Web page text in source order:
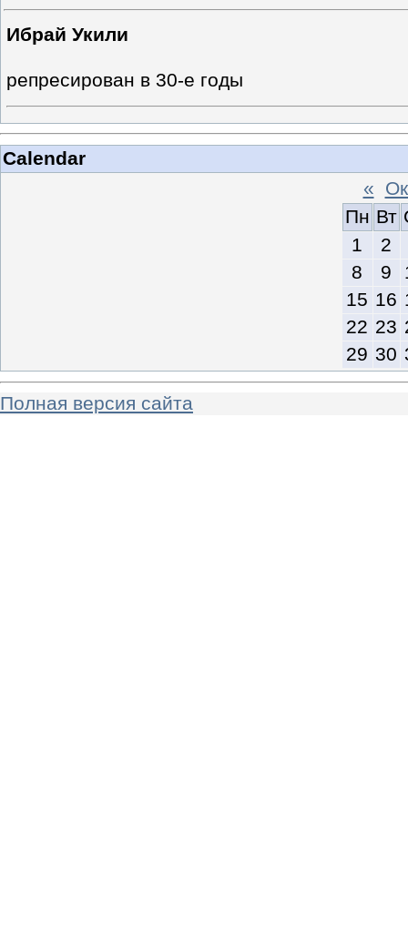
Ибрай Укили
репресирован в 30-е годы
Calendar
«
Пн Вт
1
2
8
9
15 16
22 23
29 30
Полная версия сайта